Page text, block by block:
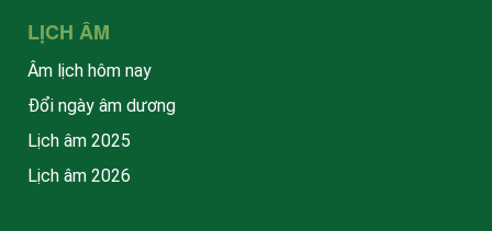
LỊCH ÂM
Âm lịch hôm nay
Đổi ngày âm dương
Lịch âm 2025
Lịch âm 2026